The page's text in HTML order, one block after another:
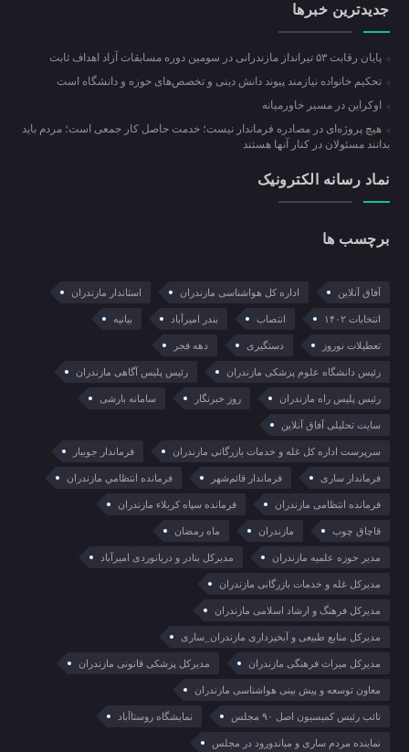
جدیدترین خبرها
پایان رقابت ۵۳ تیرانداز مازندرانی در سومین دوره مسابقات آزاد اهداف ثابت
تحکیم خانواده نیازمند پیوند دانش دینی و تخصص‌های حوزه و دانشگاه است
اوکراین در مسیر خاورمیانه
هیچ پروژه‌ای در مصادره فرماندار نیست؛ خدمت حاصل کار جمعی است؛ مردم باید
بدانند مسئولان در کنار آنها هستند
نماد رسانه الکترونیک
برچسب ها
آفاق آنلاین اداره کل هواشناسی مازندران استاندار مازندران
انتخابات ۱۴۰۲ انتصاب بندر امیرآباد بیانیه
تعطیلات نوروز دستگیری دهه فجر
رئیس دانشگاه علوم پزشکی مازندران رئیس پلیس آگاهی مازندران
رئیس پلیس راه مازندران روز خبرنگار سامانه بارشی
سایت تحلیلی آفاق آنلاین
سرپرست اداره کل غله و خدمات بازرگانی مازندران فرماندار جویبار
فرماندار ساری فرماندار قائم‌شهر فرمانده انتظامي مازندران
فرمانده انتظامی مازندران فرمانده سپاه کربلاء مازندران
قاچاق چوب مازندران ماه رمضان
مدیر حوزه علمیه مازندران مدیرکل بنادر و دریانوردی امیرآباد
مدیرکل غله و خدمات بازرگانی مازندران
مدیرکل فرهنگ و ارشاد اسلامی مازندران
مدیرکل منابع طبیعی و آبخیزداری مازندران_ساری
مدیرکل میراث فرهنگی مازندران مدیرکل پزشکی قانونی مازندران
معاون توسعه و پیش بینی هواشناسی مازندران
نائب رئیس کمیسیون اصل ۹۰ مجلس نمایشگاه روستا‌آباد
نماینده مردم ساری و میاندورود در مجلس